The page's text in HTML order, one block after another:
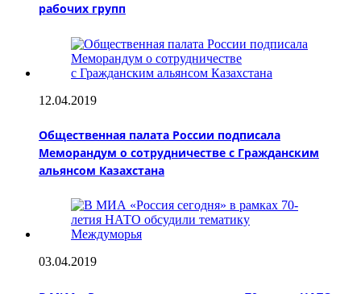
рабочих групп
12.04.2019
Общественная палата России подписала
Меморандум о сотрудничестве с Гражданским
альянсом Казахстана
03.04.2019